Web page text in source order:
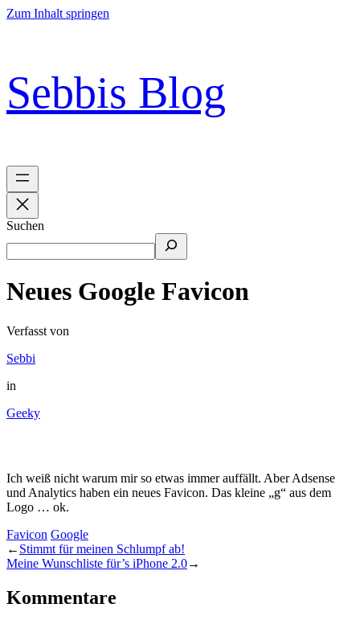
Zum Inhalt springen
Sebbis Blog
Suchen
Neues Google Favicon
Verfasst von
Sebbi
in
Geeky
Ich weiß nicht warum mir so etwas immer auffällt. Aber Adsense
und Analytics haben ein neues Favicon. Das kleine „g“ aus dem
Logo … ok.
Favicon Google
← Stimmt für meinen Schlumpf ab!
Meine Wunschliste für’s iPhone 2.0→
Kommentare